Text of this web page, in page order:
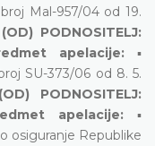
Mal-957/04 od 19.
PODNOSITELJ:
apelacije: ▪
SU-373/06 od 8. 5.
PODNOSITELJ:
apelacije: ▪
osiguranje Republike